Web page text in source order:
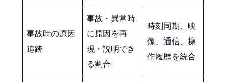
事故時の原因
追跡
事故・異常時
に原因を再
現・説明でき
る割合
時刻同期、映
像、通信、操
作履歴を統合